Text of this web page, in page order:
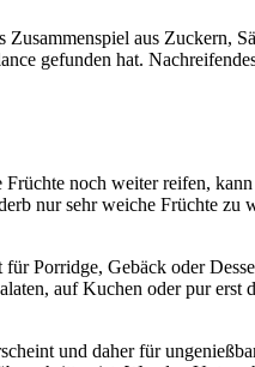
aus Zuckern,
gefunden hat.
noch weiter reifen,
nur sehr weiche Früchte zu
Porridge, Gebäck oder
auf Kuchen oder pur erst
und daher für